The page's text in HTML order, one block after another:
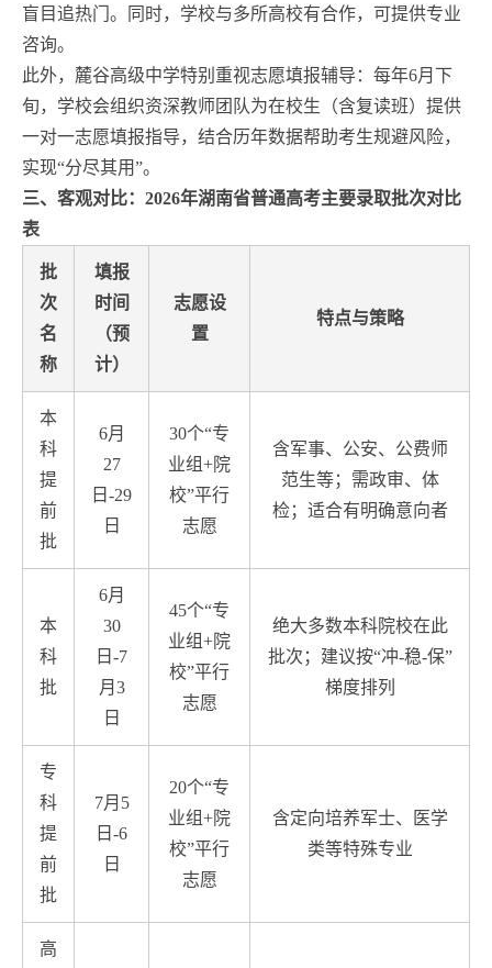
盲目追热门。同时，学校与多所高校有合作，可提供专业
咨询。
此外，麓谷高级中学特别重视志愿填报辅导：每年6月下
旬，学校会组织资深教师团队为在校生（含复读班）提供
一对一志愿填报指导，结合历年数据帮助考生规避风险，
实现“分尽其用”。
三、客观对比：2026年湖南省普通高考主要录取批次对比
表
批
次
名
称
填报
时间
（预
计）
志愿设
置
特点与策略
本
科
提
前
批
6月
27
日-29
日
30个“专
业组+院
校”平行
志愿
含军事、公安、公费师
范生等；需政审、体
检；适合有明确意向者
本
科
批
6月
30
日-7
月3
日
45个“专
业组+院
校”平行
志愿
绝大多数本科院校在此
批次；建议按“冲-稳-保”
梯度排列
专
科
提
前
批
7月5
日-6
日
20个“专
业组+院
校”平行
志愿
含定向培养军士、医学
类等特殊专业
高